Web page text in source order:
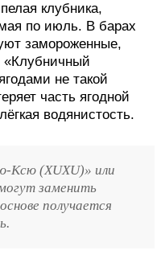
клубника,
по июль. В барах
замороженные,
«Клубничный
не такой
часть ягодной
водянистость.
Ксю (XUXU)» или
заменить
получается